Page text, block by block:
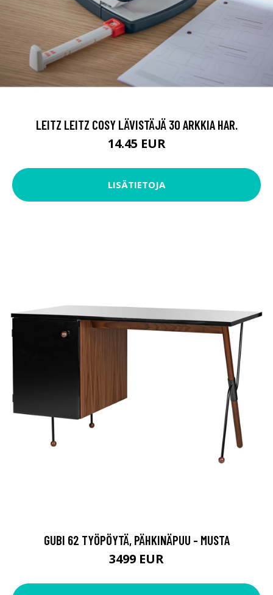
LEITZ LEITZ COSY LÄVISTÄJÄ 30 ARKKIA HAR.
14.45 EUR
LISÄTIETOJA
GUBI 62 TYÖPÖYTÄ, PÄHKINÄPUU - MUSTA
3499 EUR